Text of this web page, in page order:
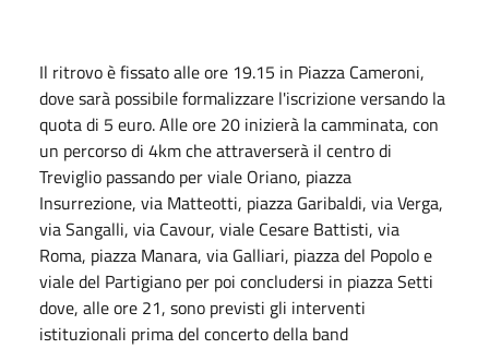
Il ritrovo è fissato alle ore 19.15 in Piazza Cameroni,
dove sarà possibile formalizzare l'iscrizione versando la
quota di 5 euro. Alle ore 20 inizierà la camminata, con
un percorso di 4km che attraverserà il centro di
Treviglio passando per viale Oriano, piazza
Insurrezione, via Matteotti, piazza Garibaldi, via Verga,
via Sangalli, via Cavour, viale Cesare Battisti, via
Roma, piazza Manara, via Galliari, piazza del Popolo e
viale del Partigiano per poi concludersi in piazza Setti
dove, alle ore 21, sono previsti gli interventi
istituzionali prima del concerto della band